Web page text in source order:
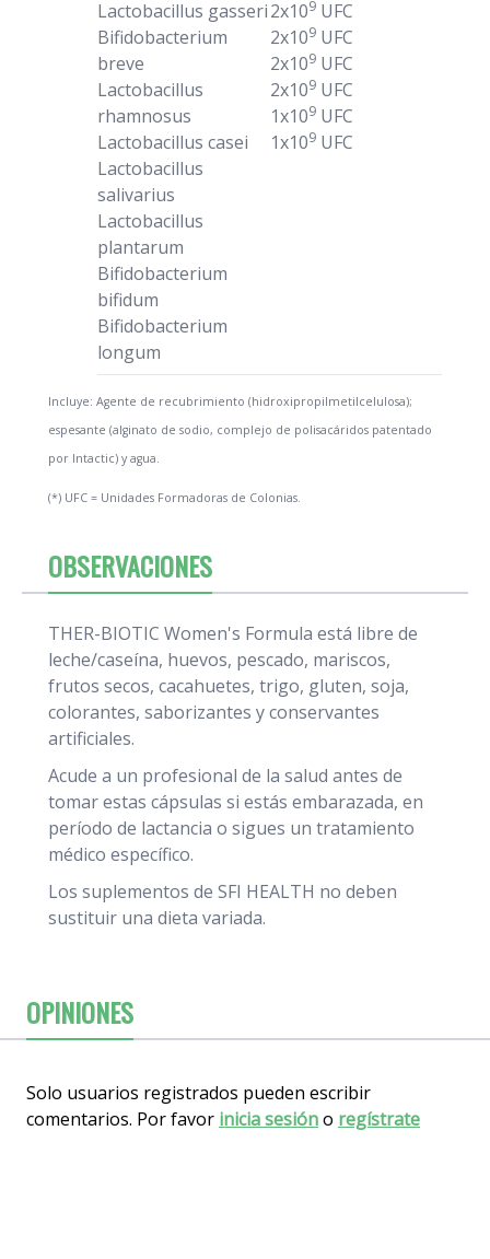
Lactobacillus gasseri
Bifidobacterium
breve
Lactobacillus
rhamnosus
Lactobacillus casei
Lactobacillus
salivarius
Lactobacillus
plantarum
Bifidobacterium
bifidum
Bifidobacterium
longum
2x109UFC
2x109UFC
2x109UFC
2x109UFC
1x109UFC
1x109UFC
Incluye: Agente de recubrimiento (hidroxipropilmetilcelulosa);
espesante (alginato de sodio, complejo de polisacáridos patentado
por Intactic) y agua.
(*) UFC = Unidades Formadoras de Colonias.
OBSERVACIONES
THER-BIOTIC Women's Formula está libre de
leche/caseína, huevos, pescado, mariscos,
frutos secos, cacahuetes, trigo, gluten, soja,
colorantes, saborizantes y conservantes
artificiales.
Acude a un profesional de la salud antes de
tomar estas cápsulas si estás embarazada, en
período de lactancia o sigues un tratamiento
médico específico.
Los suplementos de SFI HEALTH no deben
sustituir una dieta variada.
OPINIONES
Solo usuarios registrados pueden escribir
comentarios. Por favor inicia sesióno regístrate